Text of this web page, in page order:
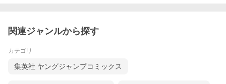
関連ジャンルから探す
カテゴリ
集英社 ヤングジャンプコミックス